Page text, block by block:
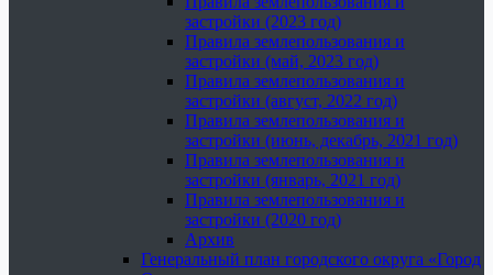
застройки (2023 год)
Правила землепользования и
застройки (май, 2023 год)
Правила землепользования и
застройки (август, 2022 год)
Правила землепользования и
застройки (июнь, декабрь, 2021 год)
Правила землепользования и
застройки (январь, 2021 год)
Правила землепользования и
застройки (2020 год)
Архив
Генеральный план городского округа «Город